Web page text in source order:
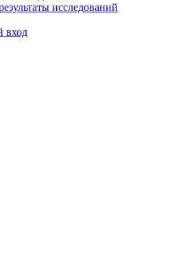
исследований
вход